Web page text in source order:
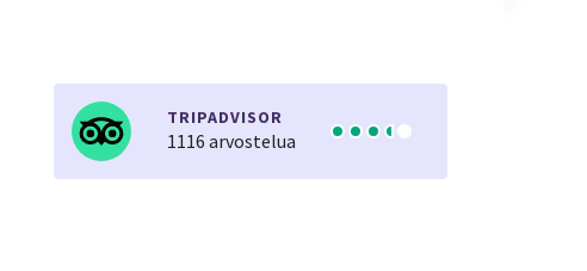
TRIPADVISOR
1116 arvostelua